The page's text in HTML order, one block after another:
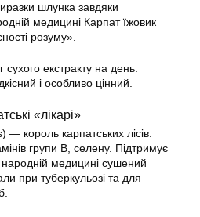
шлунка завдяки
медицині Карпат їжовик
розуму».
екстракту на день.
і особливо цінний.
«лікарі»
король карпатських лісів.
групи B, селену. Підтримує
народній медицині сушений
при туберкульозі та для